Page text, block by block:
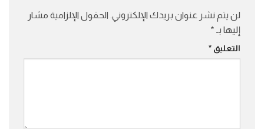
لن يتم نشر عنوان بريدك الإلكتروني. الحقول الإلزامية مشار
إليها بـ *
التعليق *